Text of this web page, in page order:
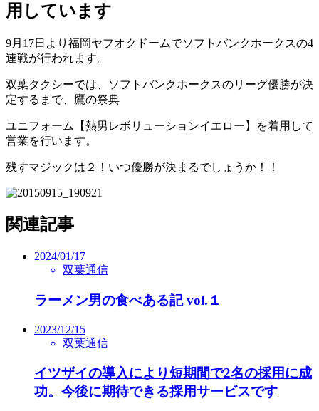
用しています
9月17日より福岡ヤフオクドームでソフトバンクホークスの4
連戦が行われます。
双葉タクシーでは、ソフトバンクホークスのリーグ優勝が決
定するまで、鷹の祭典
ユニフォーム【熱男レボリューションイエロー】を着用して
営業を行います。
残すマジックは２！いつ優勝が決まるでしょうか！！
関連記事
2024/01/17
双葉通信
ラーメン男の食べある記 vol.１
2023/12/15
双葉通信
イツザイの導入により短期間で2名の採用に成
功。今後に期待できる採用サービスです